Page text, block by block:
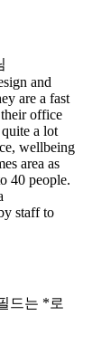
and
are a fast
office
a lot
wellbeing
area as
40 people.
staff to
드는 *로